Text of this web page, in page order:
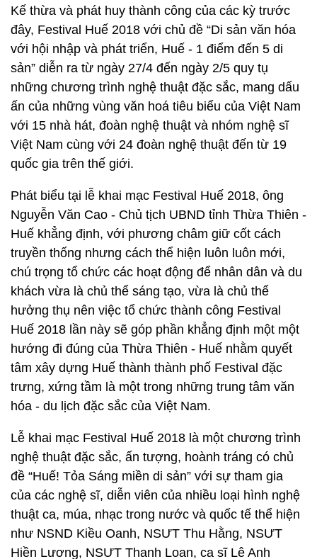
Kế thừa và phát huy thành công của các kỳ trước
đây, Festival Huế 2018 với chủ đề “Di sản văn hóa
với hội nhập và phát triển, Huế - 1 điểm đến 5 di
sản” diễn ra từ ngày 27/4 đến ngày 2/5 quy tụ
những chương trình nghệ thuật đặc sắc, mang dấu
ấn của những vùng văn hoá tiêu biểu của Việt Nam
với 15 nhà hát, đoàn nghệ thuật và nhóm nghệ sĩ
Việt Nam cùng với 24 đoàn nghệ thuật đến từ 19
quốc gia trên thế giới.
Phát biểu tại lễ khai mạc Festival Huế 2018, ông
Nguyễn Văn Cao - Chủ tịch UBND tỉnh Thừa Thiên -
Huế khẳng định, với phương châm giữ cốt cách
truyền thống nhưng cách thể hiện luôn luôn mới,
chú trọng tổ chức các hoạt động để nhân dân và du
khách vừa là chủ thể sáng tạo, vừa là chủ thể
hưởng thụ nên việc tổ chức thành công Festival
Huế 2018 lần này sẽ góp phần khẳng định một một
hướng đi đúng của Thừa Thiên - Huế nhằm quyết
tâm xây dựng Huế thành thành phố Festival đặc
trưng, xứng tầm là một trong những trung tâm văn
hóa - du lịch đặc sắc của Việt Nam.
Lễ khai mạc Festival Huế 2018 là một chương trình
nghệ thuật đặc sắc, ấn tượng, hoành tráng có chủ
đề “Huế! Tỏa Sáng miền di sản” với sự tham gia
của các nghệ sĩ, diễn viên của nhiều loại hình nghệ
thuật ca, múa, nhạc trong nước và quốc tế thể hiện
như NSND Kiều Oanh, NSƯT Thu Hằng, NSƯT
Hiền Lương, NSƯT Thanh Loan, ca sĩ Lê Anh